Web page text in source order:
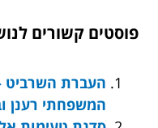
פוסטים קשורים
העברת השרביט
המשפחתי רענן